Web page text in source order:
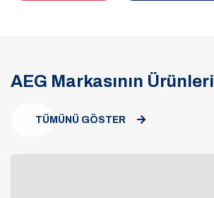
AEG Markasının Ürünleri
TÜMÜNÜ GÖSTER